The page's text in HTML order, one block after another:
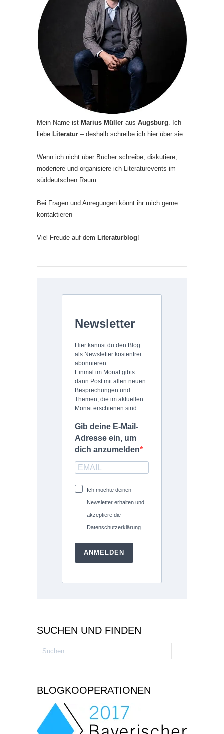
Mein Name ist Marius Müller aus Augsburg . Ich
liebe Literatur – deshalb schreibe ich hier über sie.
Wenn ich nicht über Bücher schreibe, diskutiere,
moderiere und organisiere ich Literaturevents im
süddeutschen Raum.
Bei Fragen und Anregungen könnt ihr mich gerne
kontaktieren
Viel Freude auf dem Literaturblog!
Newsletter
Hier kannst du den Blog
als Newsletter kostenfrei
abonnieren.
Einmal im Monat gibts
dann Post mit allen neuen
Besprechungen und
Themen, die im aktuellen
Monat erschienen sind.
Gib deine E-Mail-
Adresse ein, um
dich anzumelden
Ich möchte deinen
Newsletter erhalten und
akzeptiere die
Datenschutzerklärung.
ANMELDEN
SUCHEN UND FINDEN
Suchen
nach:
BLOGKOOPERATIONEN